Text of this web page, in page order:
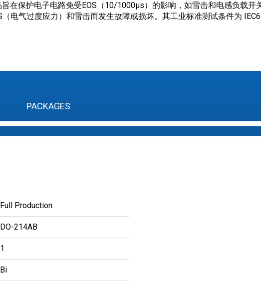
旨在保护电子电路免受EOS（10/1000µs）的影响，如雷击和电感负载开
（电气过度应力）和雷击而发生故障或损坏。其工业标准测试条件为
PACKAGES
Full Production
DO-214AB
1
Bi